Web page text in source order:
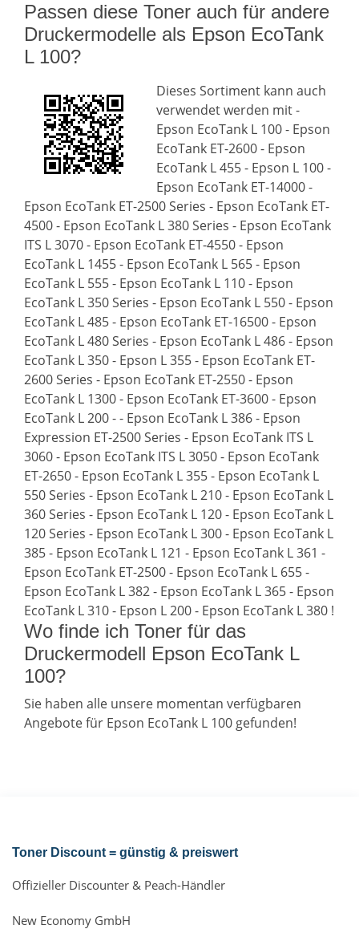
Passen diese Toner auch für andere
Druckermodelle als Epson EcoTank
L 100?
Dieses Sortiment kann auch
verwendet werden mit -
Epson EcoTank L 100 - Epson
EcoTank ET-2600 - Epson
EcoTank L 455 - Epson L 100 -
Epson EcoTank ET-14000 -
Epson EcoTank ET-2500 Series - Epson EcoTank ET-
4500 - Epson EcoTank L 380 Series - Epson EcoTank
ITS L 3070 - Epson EcoTank ET-4550 - Epson
EcoTank L 1455 - Epson EcoTank L 565 - Epson
EcoTank L 555 - Epson EcoTank L 110 - Epson
EcoTank L 350 Series - Epson EcoTank L 550 - Epson
EcoTank L 485 - Epson EcoTank ET-16500 - Epson
EcoTank L 480 Series - Epson EcoTank L 486 - Epson
EcoTank L 350 - Epson L 355 - Epson EcoTank ET-
2600 Series - Epson EcoTank ET-2550 - Epson
EcoTank L 1300 - Epson EcoTank ET-3600 - Epson
EcoTank L 200 - - Epson EcoTank L 386 - Epson
Expression ET-2500 Series - Epson EcoTank ITS L
3060 - Epson EcoTank ITS L 3050 - Epson EcoTank
ET-2650 - Epson EcoTank L 355 - Epson EcoTank L
550 Series - Epson EcoTank L 210 - Epson EcoTank L
360 Series - Epson EcoTank L 120 - Epson EcoTank L
120 Series - Epson EcoTank L 300 - Epson EcoTank L
385 - Epson EcoTank L 121 - Epson EcoTank L 361 -
Epson EcoTank ET-2500 - Epson EcoTank L 655 -
Epson EcoTank L 382 - Epson EcoTank L 365 - Epson
EcoTank L 310 - Epson L 200 - Epson EcoTank L 380 !
Wo finde ich Toner für das
Druckermodell Epson EcoTank L
100?
Sie haben alle unsere momentan verfügbaren
Angebote für Epson EcoTank L 100 gefunden!
Toner Discount = günstig & preiswert
Offizieller Discounter & Peach-Händler
New Economy GmbH